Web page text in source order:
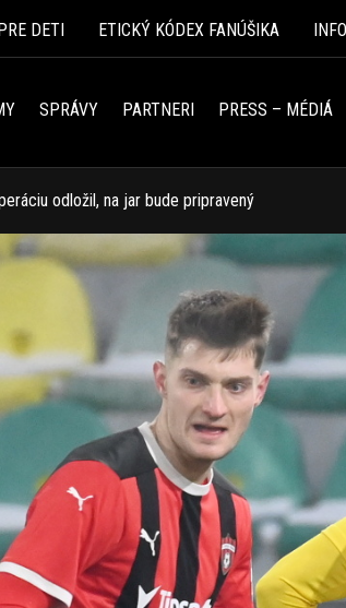
DETI ETICKÝ KÓDEX FANÚŠIKA
SPRÁVY PARTNERI PRESS – MÉDIÁ
odložil, na jar bude pripravený